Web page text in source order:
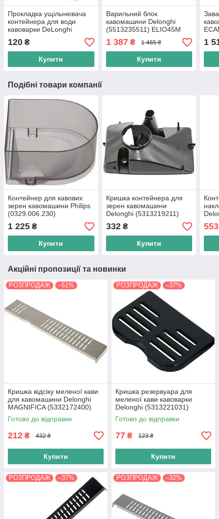
Прокладка ущільнювача
контейнера для води
кавоварки DeLonghi
(5313236431)
120 ₴
Купити
Варильний блок
кавомашини Delonghi
(5513235511) ELIO45M
EABI66.00 MAGNIFICA
ESAM3300
1 387₴ 1 465 ₴
Купити
1
Подібні товари компанії
Контейнер для кавових
зерен кавомашини Philips
(0329.006.230)
1 225 ₴
Купити
Кришка контейнера для
зерен кавомашини
Delonghi (5313219211)
332₴
Купити
553
Акційні пропозиції та новинки
РОЗПРОДАЖ –51%
Кришка відсіку меленої кави
для кавомашини Delonghi
MAGNIFICA (5332172400)
Готово до відправки
212 ₴ 432 ₴
Купити
РОЗПРОДАЖ –37%
Кришка резервуара для
меленої кави кавоварки
Delonghi (5313221031)
Готово до відправки
77 ₴ 123 ₴
Купити
РОЗПРОДАЖ –37% РОЗПРОДАЖ –32%